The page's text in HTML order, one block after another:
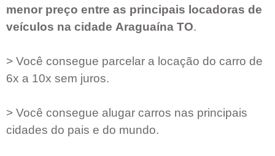
menor preço entre as principais locadoras de
veículos na cidade Araguaína TO.
> Você consegue parcelar a locação do carro de
6x a 10x sem juros.
> Você consegue alugar carros nas principais
cidades do pais e do mundo.